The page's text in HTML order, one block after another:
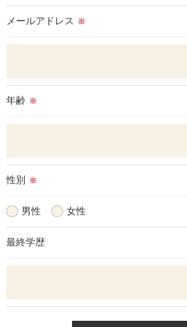
メールアドレス ※
年齢 ※
性別 ※
男性 女性
最終学歴